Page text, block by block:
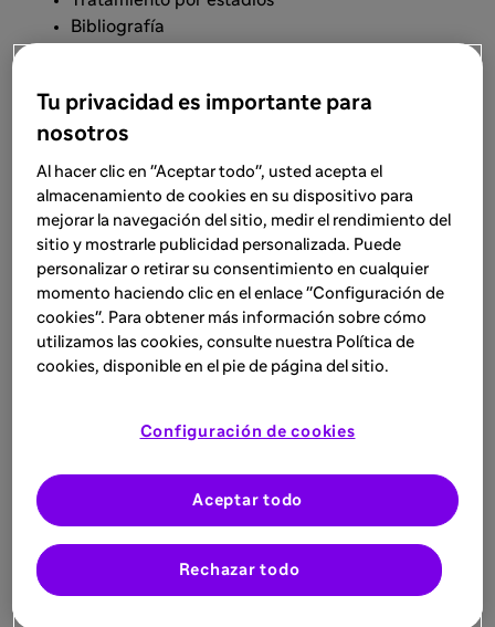
Bibliografía
Resumen
para el manejo de las alteraciones del
enfermedad renal crónica (ERC) al contexto
español. Las principales actualizaciones
incluyen:
Tu privacidad es importante para
nosotros
Al hacer clic en "Aceptar todo", usted acepta el
almacenamiento de cookies en su dispositivo para
mejorar la navegación del sitio, medir el rendimiento del
sitio y mostrarle publicidad personalizada. Puede
personalizar o retirar su consentimiento en cualquier
momento haciendo clic en el enlace "Configuración de
cookies". Para obtener más información sobre cómo
utilizamos las cookies, consulte nuestra Política de
cookies, disponible en el pie de página del sitio.
Configuración de cookies
Rechazar todo
Aceptar todo